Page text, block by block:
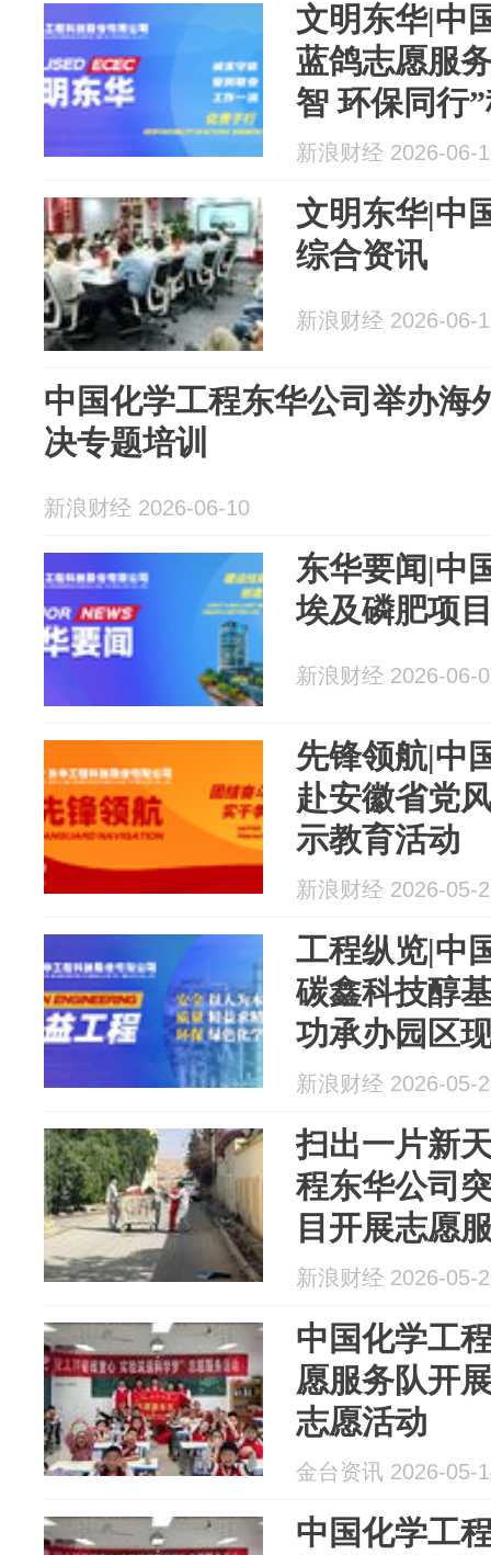
文明东华|中
蓝鸽志愿服
智 环保同行
新浪财经 2026-06-
文明东华|中
综合资讯
新浪财经 2026-06-
中国化学工程东华公司举办海
决专题培训
新浪财经 2026-06-10
东华要闻|中
埃及磷肥项
新浪财经 2026-06-
先锋领航|中
赴安徽省党
示教育活动
新浪财经 2026-05-
工程纵览|中
碳鑫科技醇
功承办园区
新浪财经 2026-05-
扫出一片新
程东华公司
目开展志愿
新浪财经 2026-05-
中国化学工
愿服务队开
志愿活动
金台资讯 2026-05-
中国化学工